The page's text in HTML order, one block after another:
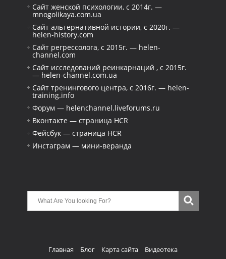
Сайт женской психологии, с 2014г. —
mnogolikaya.com.ua
Сайт альтернативной истории, с 2020г. —
helen-history.com
Сайт регрессолога, с 2015г. — helen-
channel.com
Сайт исследований реинкарнаций , с 2015г.
— helen-channel.com.ua
Сайт тренингового центра, с 2016г. — helen-
training.info
Форум — helenchannel.liveforums.ru
Вконтакте — страница HCR
Фейсбук — страница HCR
Инстаграм — мини-веранда
Главная Блог Карта сайта Видеотека